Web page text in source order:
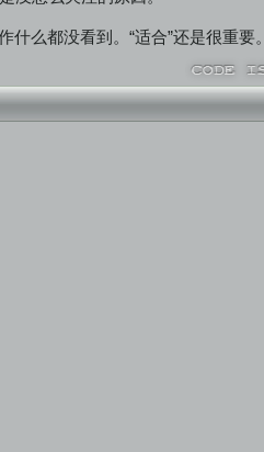
么都没看到。“适合”还是很重要。